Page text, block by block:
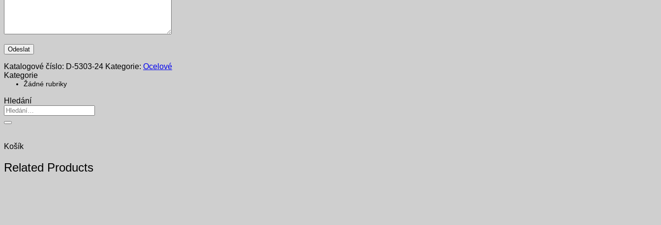
Katalogové číslo: D-5303-24 Kategorie: Ocelové
Kategorie
Žádné rubriky
Hledání
Hledat:
Košík
Related Products